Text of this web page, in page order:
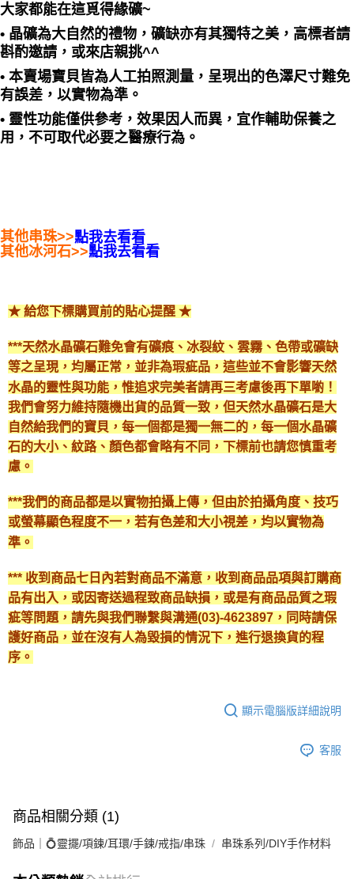
大家都能在這覓得緣礦~
• 晶礦為大自然的禮物，礦缺亦有其獨特之美，高標者請
斟酌邀請，或來店親挑^^
• 本賣場寶貝皆為人工拍照測量，呈現出的色澤尺寸難免
有誤差，以實物為準。
• 靈性功能僅供參考，效果因人而異，宜作輔助保養之
用，不可取代必要之醫療行為。
其他串珠>>點我去看看
其他冰河石>>點我去看看
★ 給您下標購買前的貼心提醒 ★
***天然水晶礦石難免會有礦痕、冰裂紋、雲霧、色帶或礦缺
等之呈現，均屬正常，並非為瑕疵品，這些並不會影響天然
水晶的靈性與功能，惟追求完美者請再三考慮後再下單喲！
我們會努力維持隨機出貨的品質一致，但天然水晶礦石是大
自然給我們的寶貝，每一個都是獨一無二的，每一個水晶礦
石的大小、紋路、顏色都會略有不同，下標前也請您慎重考
慮。
***我們的商品都是以實物拍攝上傳，但由於拍攝角度、技巧
或螢幕顯色程度不一，若有色差和大小視差，均以實物為
準。
*** 收到商品七日內若對商品不滿意，收到商品品項與訂購商
品有出入，或因寄送過程致商品缺損，或是有商品品質之瑕
疵等問題，請先與我們聯繫與溝通(03)-4623897，同時請保
護好商品，並在沒有人為毀損的情況下，進行退換貨的程
序。
顯示電腦版詳細說明
客服
商品相關分類 (1)
飾品｜💍靈擺/項鍊/耳環/手鍊/戒指/串珠 串珠系列/DIY手作材料